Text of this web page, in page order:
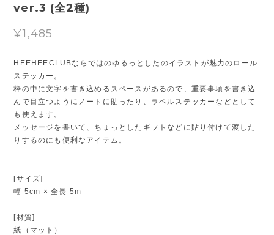
ver.3 (全2種)
¥1,485
HEEHEECLUBならではのゆるっとしたのイラストが魅力のロール
ステッカー。
枠の中に文字を書き込めるスペースがあるので、重要事項を書き込
んで目立つようにノートに貼ったり、ラベルステッカーなどとして
も使えます。
メッセージを書いて、ちょっとしたギフトなどに貼り付けて渡した
りするのにも便利なアイテム。
[サイズ]
幅 5cm × 全長 5m
[材質]
紙（マット）